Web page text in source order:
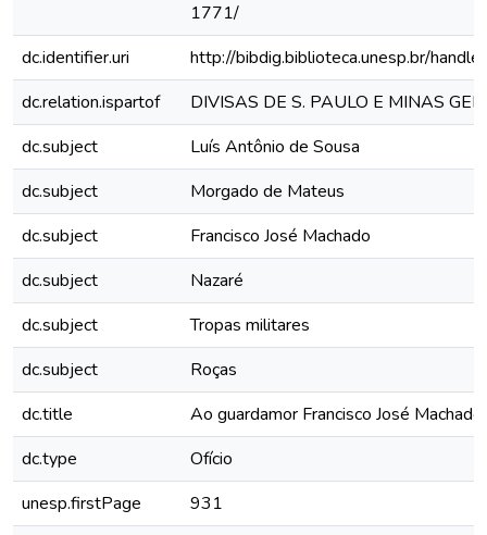
1771/
dc.identifier.uri
http://bibdig.biblioteca.unesp.br/
dc.relation.ispartof
DIVISAS DE S. PAULO E MINAS
dc.subject
Luís Antônio de Sousa
dc.subject
Morgado de Mateus
dc.subject
Francisco José Machado
dc.subject
Nazaré
dc.subject
Tropas militares
dc.subject
Roças
dc.title
Ao guardamor Francisco José
dc.type
Ofício
unesp.firstPage
931